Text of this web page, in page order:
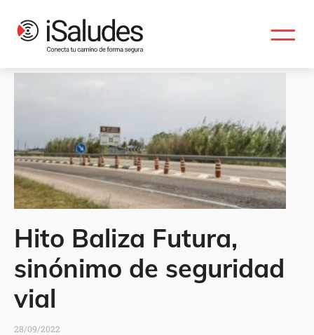
Etiqueta: valencia
Hito Baliza Futura,
sinónimo de seguridad
vial
28/09/2022